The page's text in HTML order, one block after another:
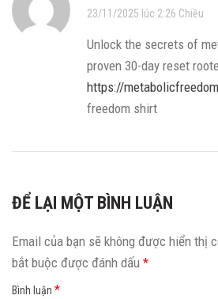
23/11/2025 lúc 2:26 Chiều
Unlock the secrets of
proven 30-day reset
https://
freedom shirt
ĐỂ LẠI MỘT BÌNH LUẬN
Email của bạn sẽ không được hiển thị
bắt buộc được đánh dấu *
Bình luận *